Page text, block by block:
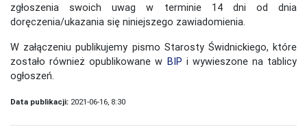
zgłoszenia swoich uwag w terminie 14 dni od dnia
doręczenia/ukazania się niniejszego zawiadomienia.
W załączeniu publikujemy pismo Starosty Świdnickiego, które
zostało również opublikowane w BIP i wywieszone na tablicy
ogłoszeń.
Data publikacji: 2021-06-16, 8:30